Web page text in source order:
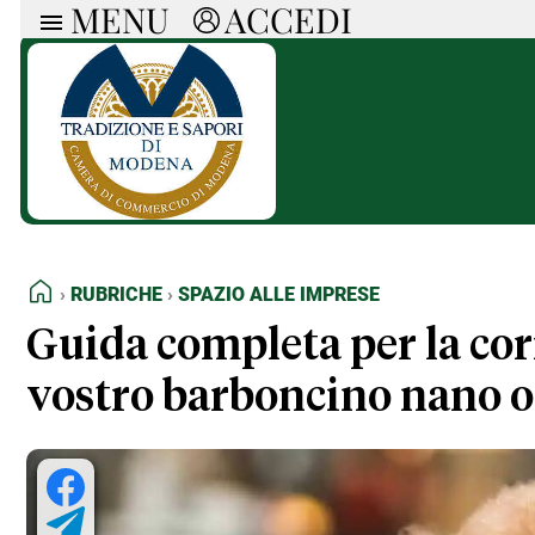
MENU ACCEDI
ARTICOLI
Politica
Economia
Società
La Nera
Che Cultura
La Provincia
Mondo
Italia
Tutti gli Articoli
Ricerca
HOME
RUBRICHE SPAZIO ALLE IMPRESE
Guida completa per la
vostro barboncino nano